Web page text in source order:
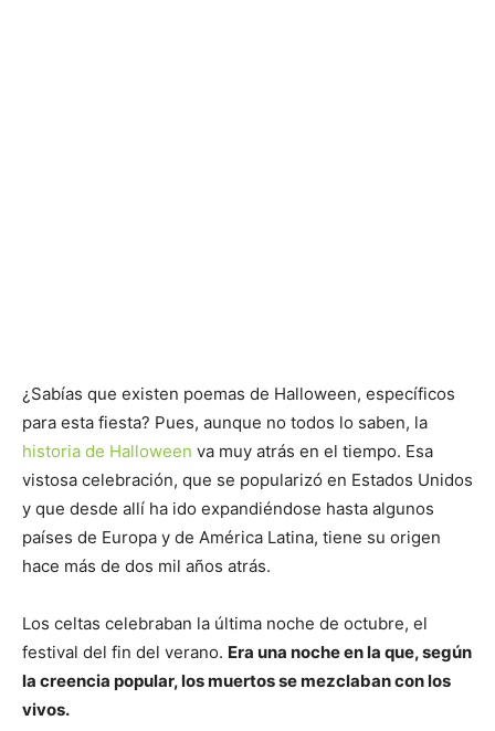
¿Sabías que existen poemas de Halloween, específicos
para esta fiesta? Pues, aunque no todos lo saben, la
historia de Halloween va muy atrás en el tiempo. Esa
vistosa celebración, que se popularizó en Estados Unidos
y que desde allí ha ido expandiéndose hasta algunos
países de Europa y de América Latina, tiene su origen
hace más de dos mil años atrás.
Los celtas celebraban la última noche de octubre, el
festival del fin del verano. Era una noche en la que, según
la creencia popular, los muertos se mezclaban con los
vivos.